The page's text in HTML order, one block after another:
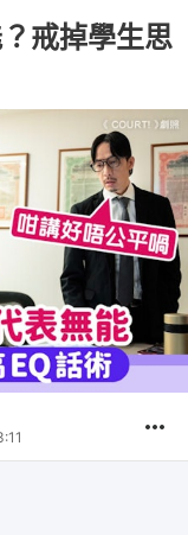
戒掉學生思